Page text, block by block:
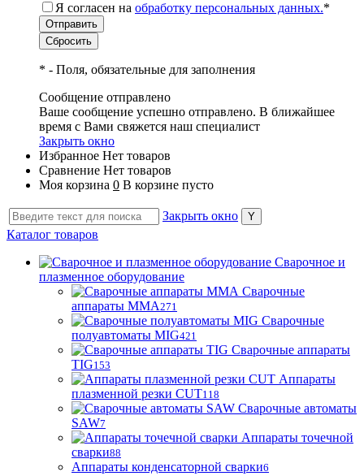
Я согласен на обработку персональных данных.*
* - Поля, обязательные для заполнения
Сообщение отправлено
Ваше сообщение успешно отправлено. В ближайшее
время с Вами свяжется наш специалист
Закрыть окно
Избранное Нет товаров
Сравнение Нет товаров
Моя корзина 0 В корзине пусто
Закрыть окно
Каталог товаров
Сварочное и
плазменное оборудование
Сварочные
аппараты MMA271
Сварочные
полуавтоматы MIG421
Сварочные аппараты
TIG153
Аппараты
плазменной резки CUT118
Сварочные автоматы
SAW7
Аппараты точечной
сварки88
Аппараты конденсаторной сварки6